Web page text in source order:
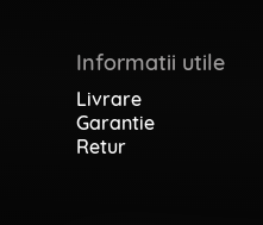
Informatii utile
Livrare
Garantie
Retur